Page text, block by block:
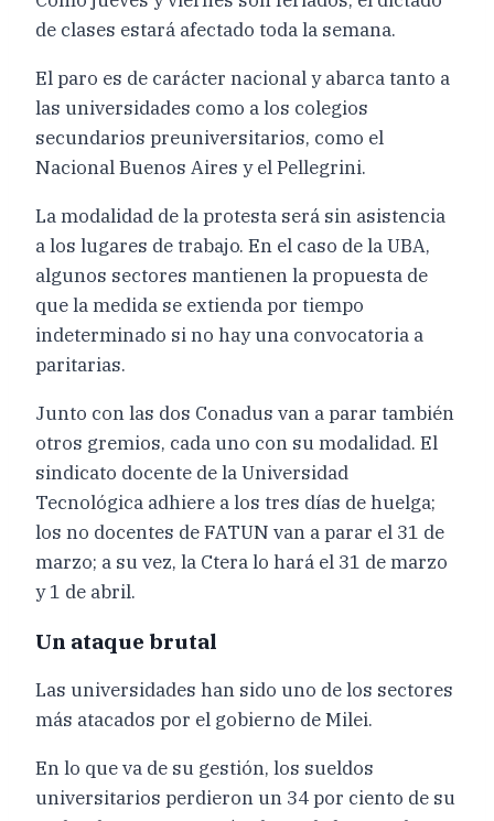
de clases estará afectado toda la semana.
El paro es de carácter nacional y abarca tanto a
las universidades como a los colegios
secundarios preuniversitarios, como el
Nacional Buenos Aires y el Pellegrini.
La modalidad de la protesta será sin asistencia
a los lugares de trabajo. En el caso de la UBA,
algunos sectores mantienen la propuesta de
que la medida se extienda por tiempo
indeterminado si no hay una convocatoria a
paritarias.
Junto con las dos Conadus van a parar también
otros gremios, cada uno con su modalidad. El
sindicato docente de la Universidad
Tecnológica adhiere a los tres días de huelga;
los no docentes de FATUN van a parar el 31 de
marzo; a su vez, la Ctera lo hará el 31 de marzo
y 1 de abril.
Un ataque brutal
Las universidades han sido uno de los sectores
más atacados por el gobierno de Milei.
En lo que va de su gestión, los sueldos
universitarios perdieron un 34 por ciento de su